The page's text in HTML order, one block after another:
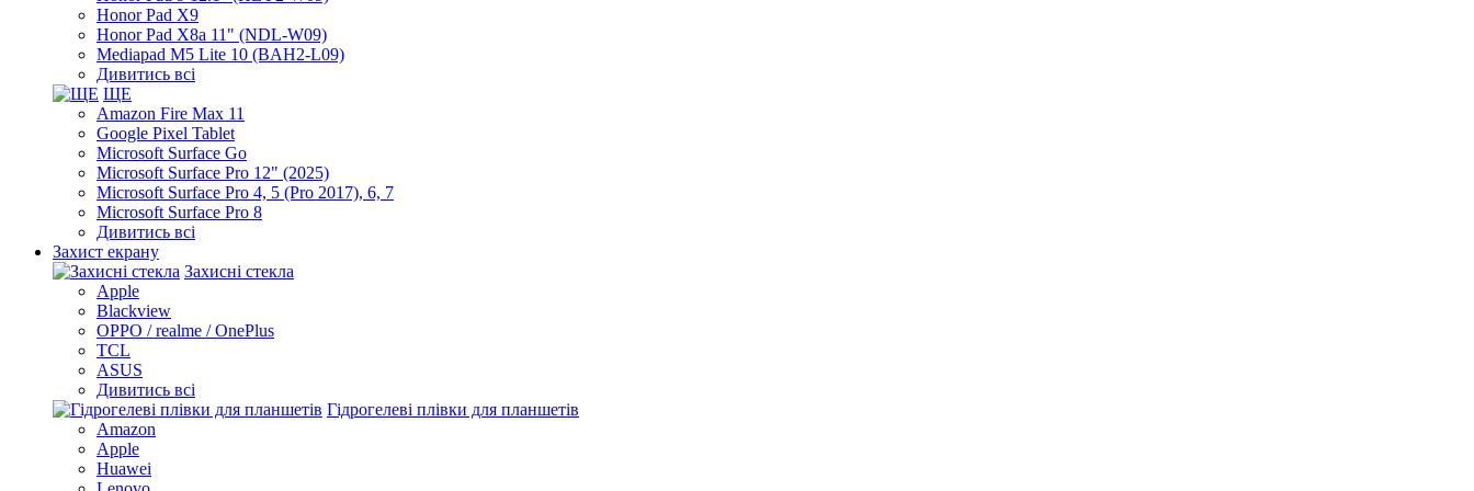
Honor Pad X9
Honor Pad X8a 11" (NDL-W09)
Mediapad M5 Lite 10 (BAH2-L09)
Дивитись всі
ЩЕ
Amazon Fire Max 11
Google Pixel Tablet
Microsoft Surface Go
Microsoft Surface Pro 12" (2025)
Microsoft Surface Pro 4, 5 (Pro 2017), 6, 7
Microsoft Surface Pro 8
Дивитись всі
Захист екрану
Захисні стекла
Apple
Blackview
OPPO / realme / OnePlus
TCL
ASUS
Дивитись всі
Гідрогелеві плівки для планшетів
Amazon
Apple
Huawei